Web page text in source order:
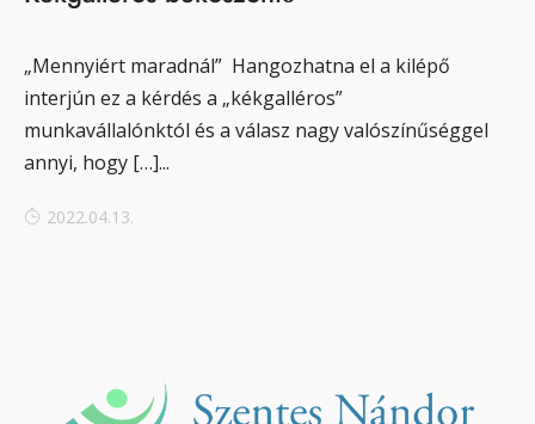
„Mennyiért maradnál” Hangozhatna el a kilépő
interjún ez a kérdés a „kékgalléros”
munkavállalónktól és a válasz nagy valószínűséggel
annyi, hogy […]...
2022.04.13.